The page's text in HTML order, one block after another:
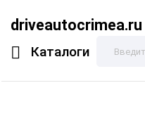
driveautocrimea.ru
Каталоги